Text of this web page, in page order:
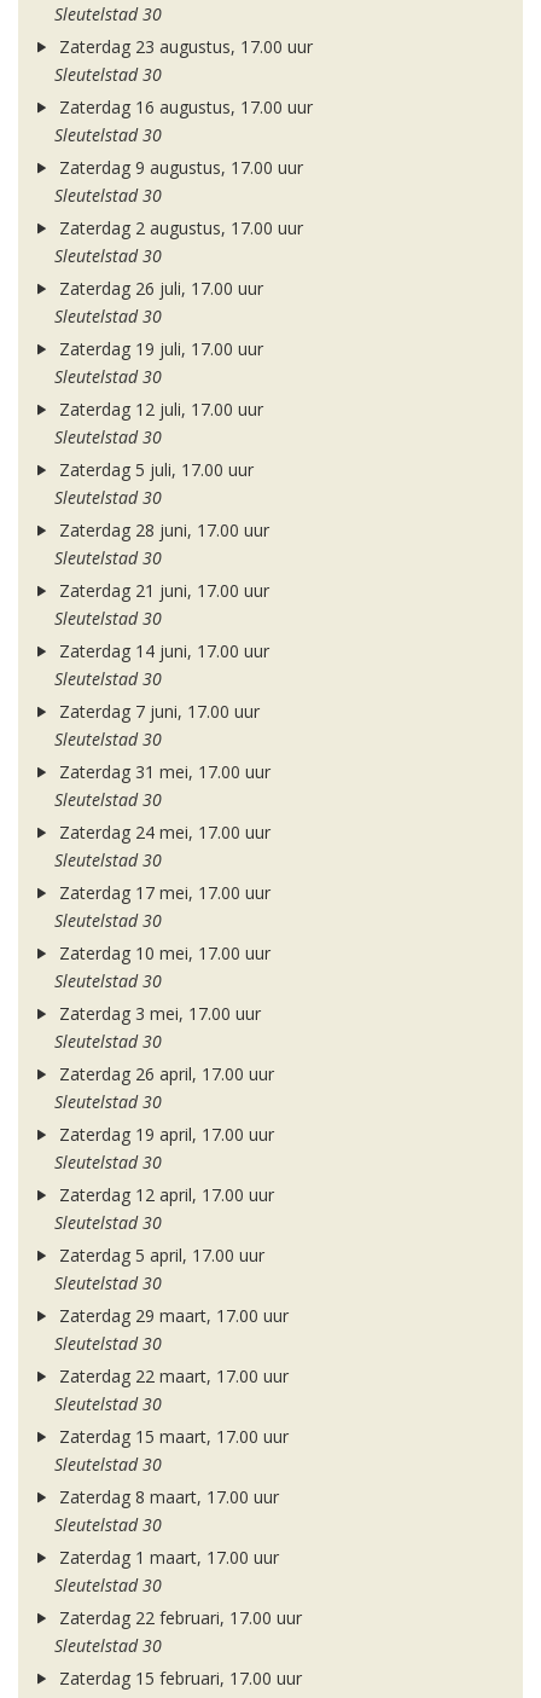
Sleutelstad 30
Zaterdag 23 augustus, 17.00 uur
Sleutelstad 30
Zaterdag 16 augustus, 17.00 uur
Sleutelstad 30
Zaterdag 9 augustus, 17.00 uur
Sleutelstad 30
Zaterdag 2 augustus, 17.00 uur
Sleutelstad 30
Zaterdag 26 juli, 17.00 uur
Sleutelstad 30
Zaterdag 19 juli, 17.00 uur
Sleutelstad 30
Zaterdag 12 juli, 17.00 uur
Sleutelstad 30
Zaterdag 5 juli, 17.00 uur
Sleutelstad 30
Zaterdag 28 juni, 17.00 uur
Sleutelstad 30
Zaterdag 21 juni, 17.00 uur
Sleutelstad 30
Zaterdag 14 juni, 17.00 uur
Sleutelstad 30
Zaterdag 7 juni, 17.00 uur
Sleutelstad 30
Zaterdag 31 mei, 17.00 uur
Sleutelstad 30
Zaterdag 24 mei, 17.00 uur
Sleutelstad 30
Zaterdag 17 mei, 17.00 uur
Sleutelstad 30
Zaterdag 10 mei, 17.00 uur
Sleutelstad 30
Zaterdag 3 mei, 17.00 uur
Sleutelstad 30
Zaterdag 26 april, 17.00 uur
Sleutelstad 30
Zaterdag 19 april, 17.00 uur
Sleutelstad 30
Zaterdag 12 april, 17.00 uur
Sleutelstad 30
Zaterdag 5 april, 17.00 uur
Sleutelstad 30
Zaterdag 29 maart, 17.00 uur
Sleutelstad 30
Zaterdag 22 maart, 17.00 uur
Sleutelstad 30
Zaterdag 15 maart, 17.00 uur
Sleutelstad 30
Zaterdag 8 maart, 17.00 uur
Sleutelstad 30
Zaterdag 1 maart, 17.00 uur
Sleutelstad 30
Zaterdag 22 februari, 17.00 uur
Sleutelstad 30
Zaterdag 15 februari, 17.00 uur